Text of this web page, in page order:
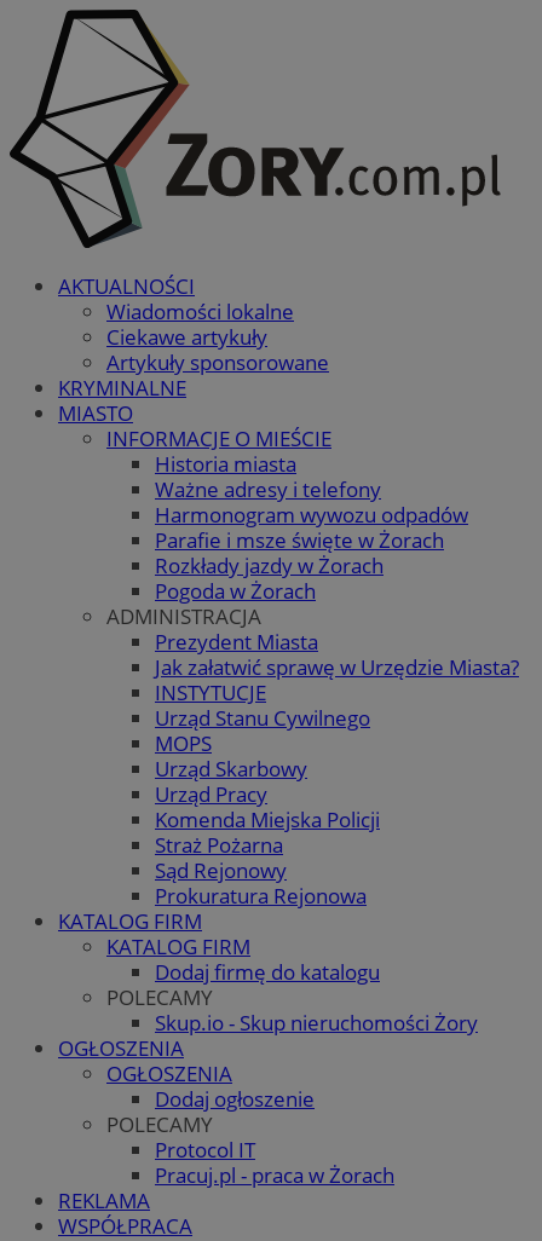
AKTUALNOŚCI
Wiadomości lokalne
Ciekawe artykuły
Artykuły sponsorowane
KRYMINALNE
MIASTO
INFORMACJE O MIEŚCIE
Historia miasta
Ważne adresy i telefony
Harmonogram wywozu odpadów
Parafie i msze święte w Żorach
Rozkłady jazdy w Żorach
Pogoda w Żorach
ADMINISTRACJA
Prezydent Miasta
Jak załatwić sprawę w Urzędzie Miasta?
INSTYTUCJE
Urząd Stanu Cywilnego
MOPS
Urząd Skarbowy
Urząd Pracy
Komenda Miejska Policji
Straż Pożarna
Sąd Rejonowy
Prokuratura Rejonowa
KATALOG FIRM
KATALOG FIRM
Dodaj firmę do katalogu
POLECAMY
Skup.io - Skup nieruchomości Żory
OGŁOSZENIA
OGŁOSZENIA
Dodaj ogłoszenie
POLECAMY
Protocol IT
Pracuj.pl - praca w Żorach
REKLAMA
WSPÓŁPRACA